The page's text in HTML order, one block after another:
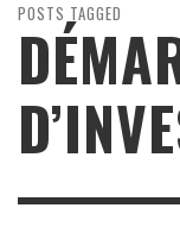
POSTS TAGGED